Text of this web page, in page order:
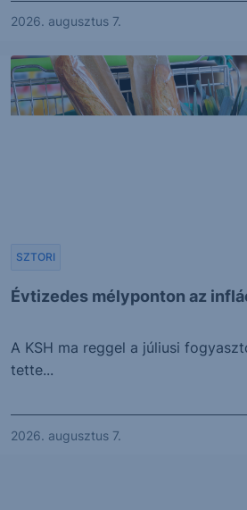
2026. augusztus 7.
Évtizedes mélyponton az
SZTORI
A KSH ma reggel a júliusi
tette...
2026. augusztus 7.